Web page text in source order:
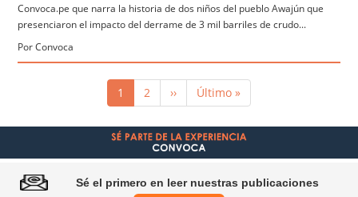
Convoca.pe que narra la historia de dos niños del pueblo Awajún que
presenciaron el impacto del derrame de 3 mil barriles de crudo...
Por Convoca
Página
actual
1 Página
2
Siguiente
página
››
Última
página
Último »
Sé el primero en leer nuestras publicaciones